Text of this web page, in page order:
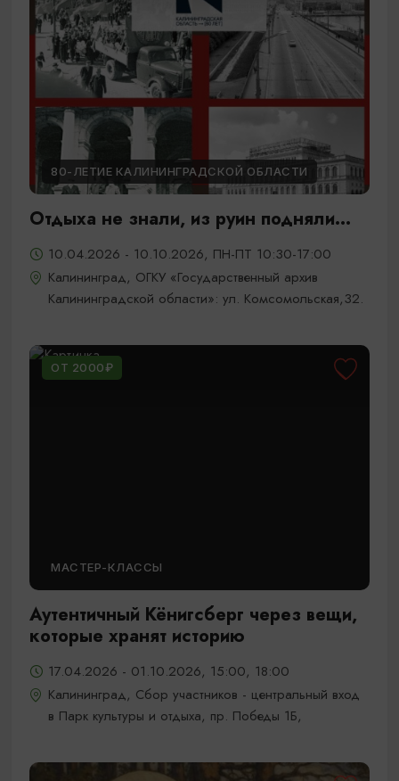
80-ЛЕТИЕ КАЛИНИНГРАДСКОЙ ОБЛАСТИ
Отдыха не знали, из руин подняли...
10.04.2026 - 10.10.2026, ПН-ПТ 10:30-17:00
Калининград, ОГКУ «Государственный архив
Калининградской области»: ул. Комсомольская,32.
ОТ 2000₽
МАСТЕР-КЛАССЫ
Аутентичный Кёнигсберг через вещи,
которые хранят историю
17.04.2026 - 01.10.2026, 15:00, 18:00
Калининград, Сбор участников - центральный вход
в Парк культуры и отдыха, пр. Победы 1Б,